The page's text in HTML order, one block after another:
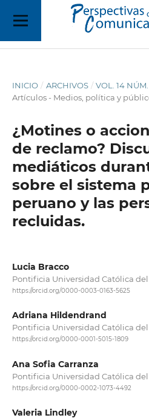
INICIO / ARCHIVOS / VOL. 14
Artículos - Medios, política y
¿Motines o
de reclamo?
mediáticos
sobre el sistema
peruano y las
recluidas.
Lucia Bracco
Pontificia Universidad Católica del
https://orcid.org/0000-0003-0163-5625
Adriana Hildendrand
Pontificia Universidad Católica del
https://orcid.org/0000-0001-5015-1809
Ana Sofia Carranza
Pontificia Universidad Católica del
https://orcid.org/0000-0002-1073-4492
Valeria Lindley